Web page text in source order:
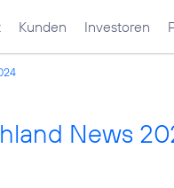
Kunden Investoren
News